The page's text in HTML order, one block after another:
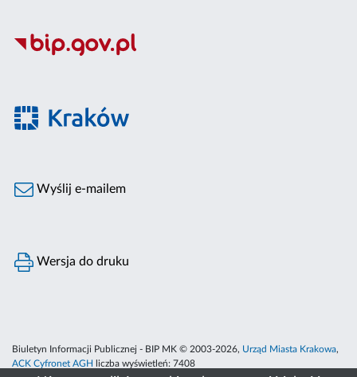
Wyślij e-mailem
Wersja do druku
Biuletyn Informacji Publicznej - BIP MK © 2003-2026, Urząd Miasta Krakowa,
ACK Cyfronet AGH
liczba wyświetleń: 7408